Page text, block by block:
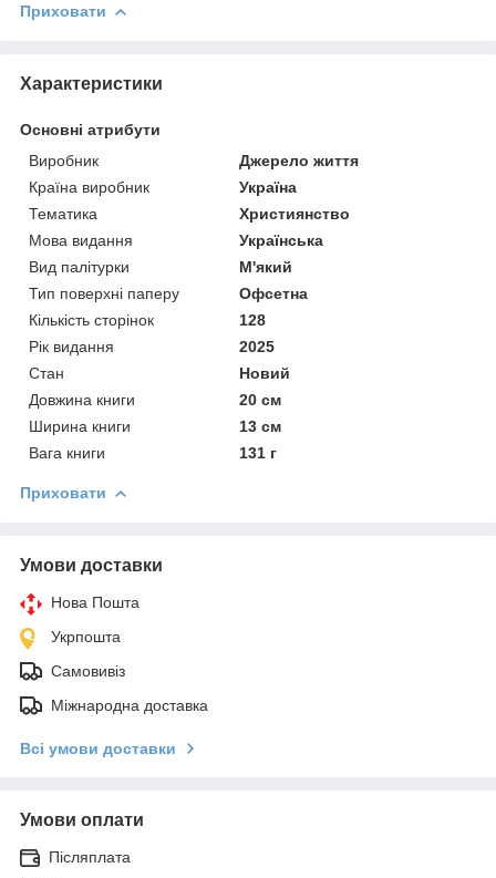
Приховати
Характеристики
Основні атрибути
Виробник
Джерело життя
Країна виробник
Україна
Тематика
Християнство
Мова видання
Українська
Вид палітурки
М'який
Тип поверхні паперу
Офсетна
Кількість сторінок
128
Рік видання
2025
Стан
Новий
Довжина книги
20 см
Ширина книги
13 см
Вага книги
131 г
Приховати
Умови доставки
Нова Пошта
Укрпошта
Самовивіз
Міжнародна доставка
Всі умови доставки
Умови оплати
Післяплата